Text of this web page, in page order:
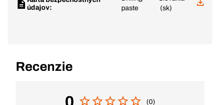
údajov:
paste
(sk)
Recenzie
(0)